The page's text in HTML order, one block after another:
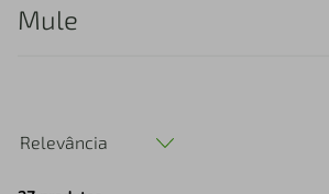
Mule
Relevância
1
º perfume